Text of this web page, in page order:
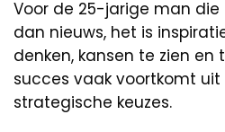
Voor de 25-jarige man
dan nieuws, het is
denken, kansen te zien
succes vaak voortkomt
strategische keuzes.